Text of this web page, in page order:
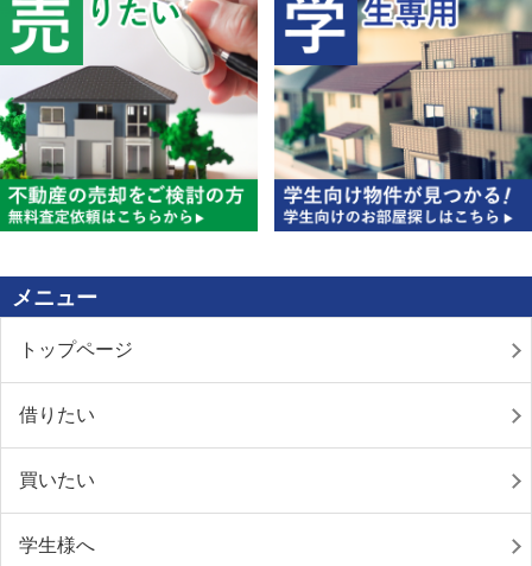
メニュー
トップページ
借りたい
買いたい
学生様へ